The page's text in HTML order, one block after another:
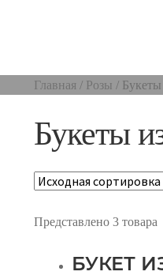
Розы
Главная / Розы /
Букеты
Представлено 3 товара
БУКЕТ